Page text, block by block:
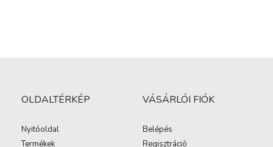
OLDALTÉRKÉP
Nyitóoldal
Termékek
VÁSÁRLÓI FIÓK
Belépés
Regisztráció